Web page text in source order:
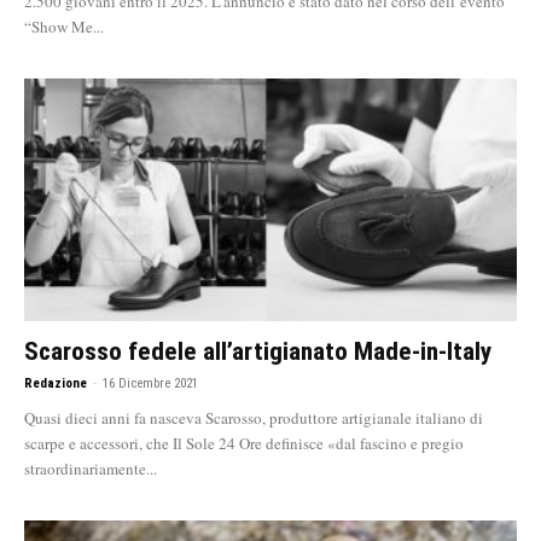
“Show Me...
Scarosso fedele all’artigianato Made-in-Italy
Redazione - 16 Dicembre 2021
Quasi dieci anni fa nasceva Scarosso, produttore artigianale italiano di
scarpe e accessori, che Il Sole 24 Ore definisce «dal fascino e pregio
straordinariamente...